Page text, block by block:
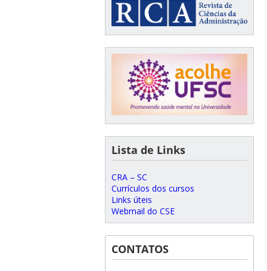
Lista de Links
CRA – SC
Currículos dos cursos
Links úteis
Webmail do CSE
CONTATOS